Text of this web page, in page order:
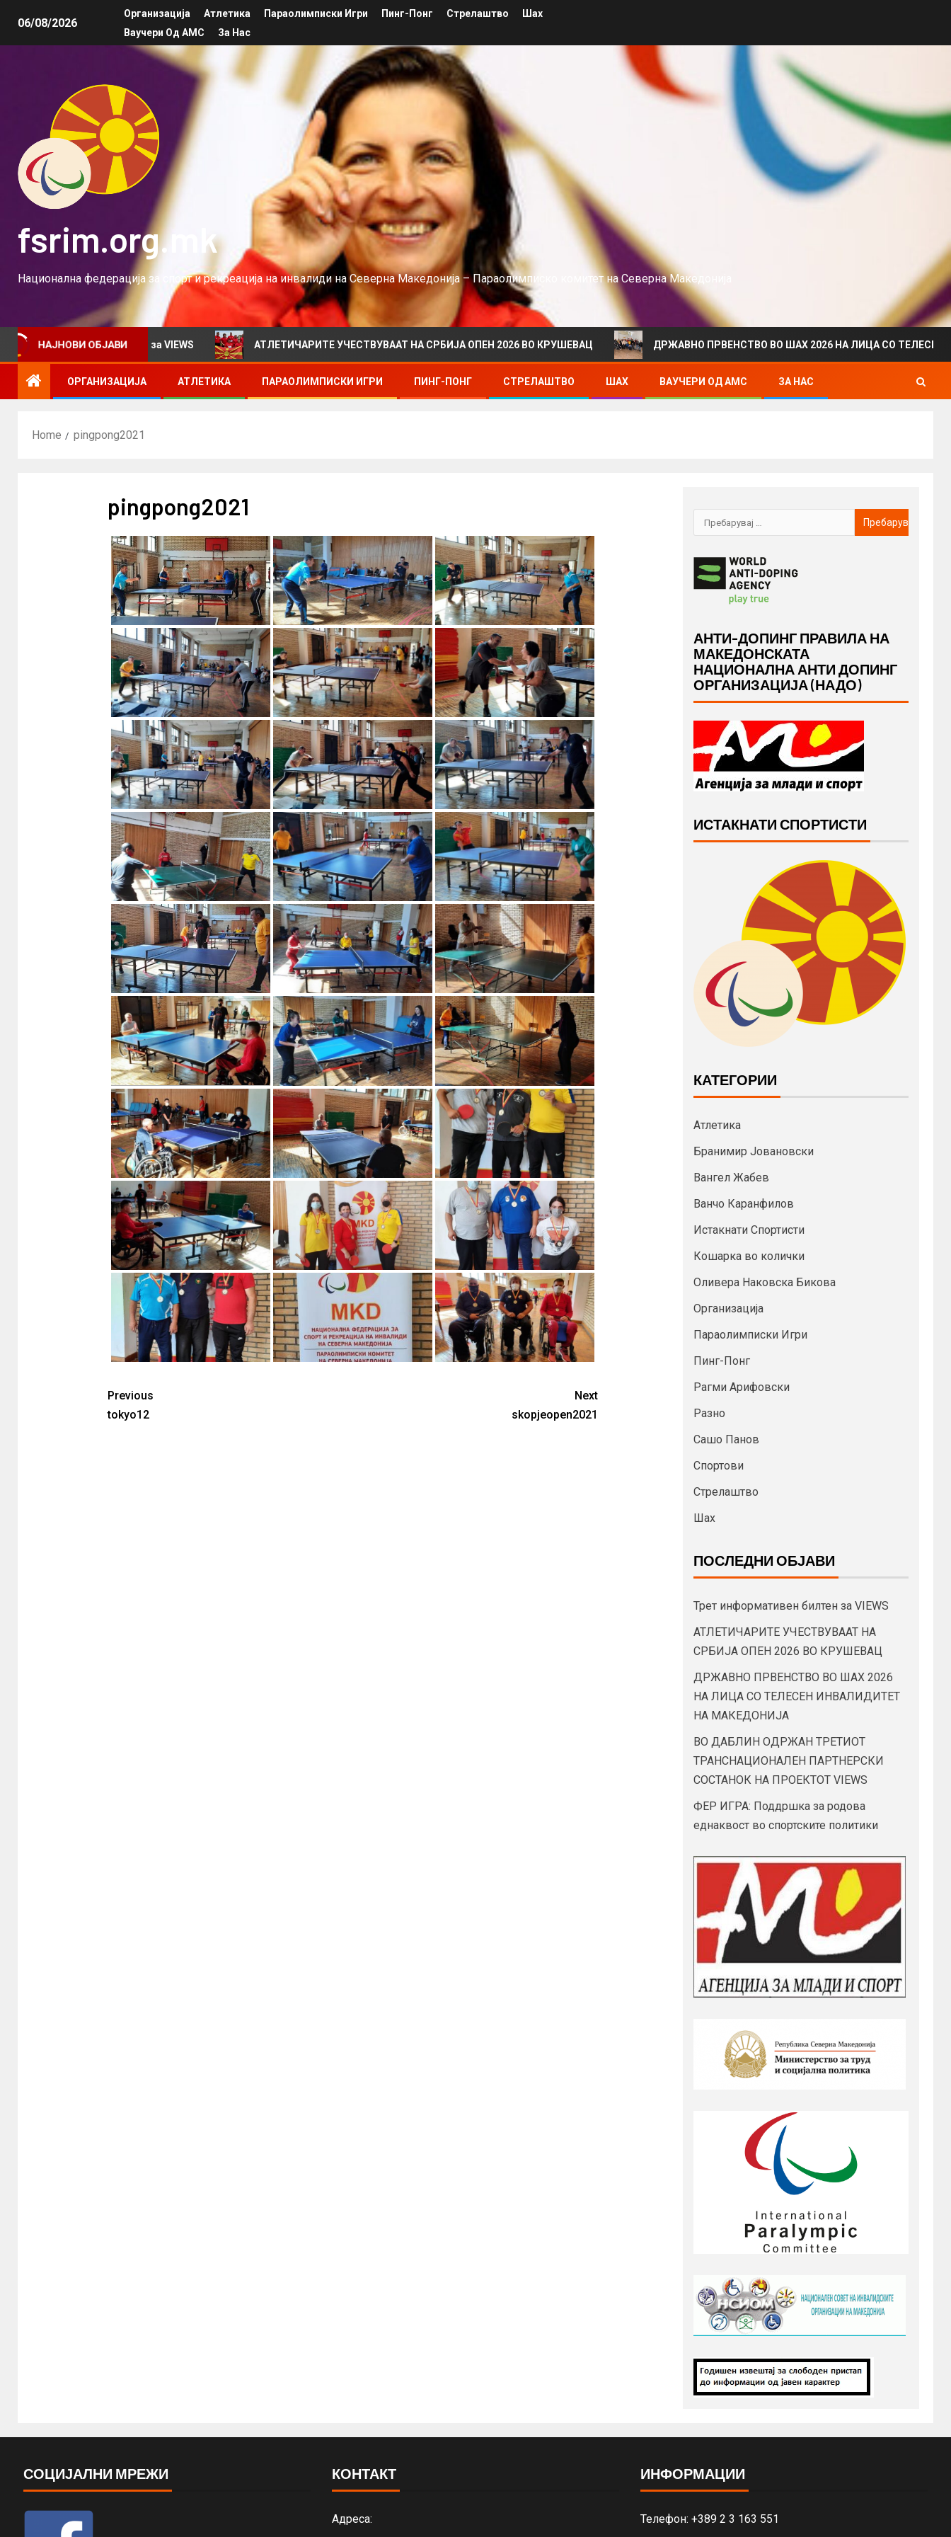
06/08/2026
Организација Атлетика Параолимписки Игри Пинг-Понг Стрелаштво
Шах
Ваучери Од АМС
За Нас
fsrim.org.mk
Национална федерација за спорт и рекреација на инвалиди на Северна Македонија – Параолимписко комитет на Северна Македонија
НАЈНОВИ ОБЈАВИ
билтен за VIEWS АТЛЕТИЧАРИТЕ УЧЕСТВУВААТ НА СРБИЈА ОПЕН 2026 ВО КРУШЕВАЦ ДРЖАВНО ПРВЕНСТВО ВО ШАХ 2026 НА ЛИЦА СО ТЕЛЕСЕН
ОРГАНИЗАЦИЈА АТЛЕТИКА ПАРАОЛИМПИСКИ ИГРИ ПИНГ-ПОНГ СТРЕЛАШТВО ШАХ ВАУЧЕРИ ОД АМС ЗА НАС
Home pingpong2021
pingpong2021
Previous
tokyo12
Next
skopjeopen2021
АНТИ-ДОПИНГ ПРАВИЛА НА
МАКЕДОНСКАТА
НАЦИОНАЛНА АНТИ ДОПИНГ
ОРГАНИЗАЦИЈА (НАДО)
ИСТАКНАТИ СПОРТИСТИ
КАТЕГОРИИ
Атлетика
Бранимир Јовановски
Вангел Жабев
Ванчо Каранфилов
Истакнати Спортисти
Кошарка во колички
Оливера Наковска Бикова
Организација
Параолимписки Игри
Пинг-Понг
Рагми Арифовски
Разно
Сашо Панов
Спортови
Стрелаштво
Шах
ПОСЛЕДНИ ОБЈАВИ
Трет информативен билтен за VIEWS
АТЛЕТИЧАРИТЕ УЧЕСТВУВААТ НА
СРБИЈА ОПЕН 2026 ВО КРУШЕВАЦ
ДРЖАВНО ПРВЕНСТВО ВО ШАХ 2026
НА ЛИЦА СО ТЕЛЕСЕН ИНВАЛИДИТЕТ
НА МАКЕДОНИЈА
ВО ДАБЛИН ОДРЖАН ТРЕТИОТ
ТРАНСНАЦИОНАЛЕН ПАРТНЕРСКИ
СОСТАНОК НА ПРОЕКТОТ VIEWS
ФЕР ИГРА: Поддршка за родова
еднаквост во спортските политики
СОЦИЈАЛНИ МРЕЖИ КОНТАКТ
Адреса:
ИНФОРМАЦИИ
Телефон: +389 2 3 163 551